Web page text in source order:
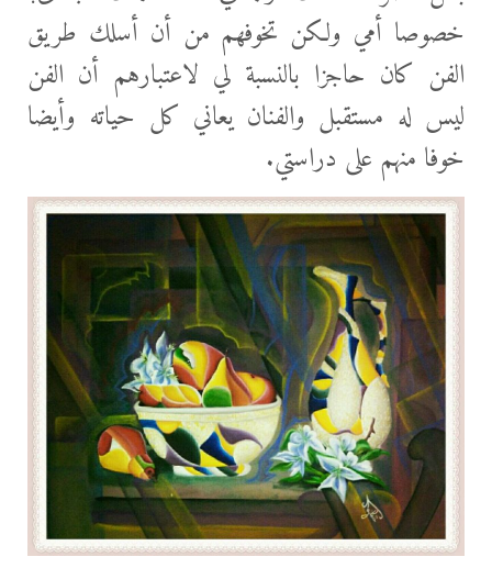
خصوصا أمي ولكن تخوفهم من أن أسلك طريق
الفن كان حاجزا بالنسبة لي لاعتبارهم أن الفن
ليس له مستقبل والفنان يعاني كل حياته وأيضا
خوفا منهم علی دراستي.